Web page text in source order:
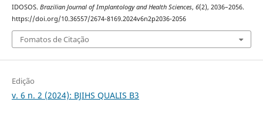
IDOSOS. Brazilian Journal of Implantology and Health Sciences, 6(2), 2036–2056.
https://doi.org/10.36557/2674-8169.2024v6n2p2036-2056
Fomatos de Citação
Edição
v. 6 n. 2 (2024): BJIHS QUALIS B3